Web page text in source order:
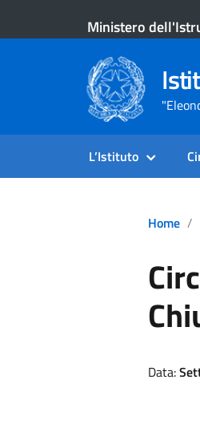
Ministero
L’Istituto
Home
Data: